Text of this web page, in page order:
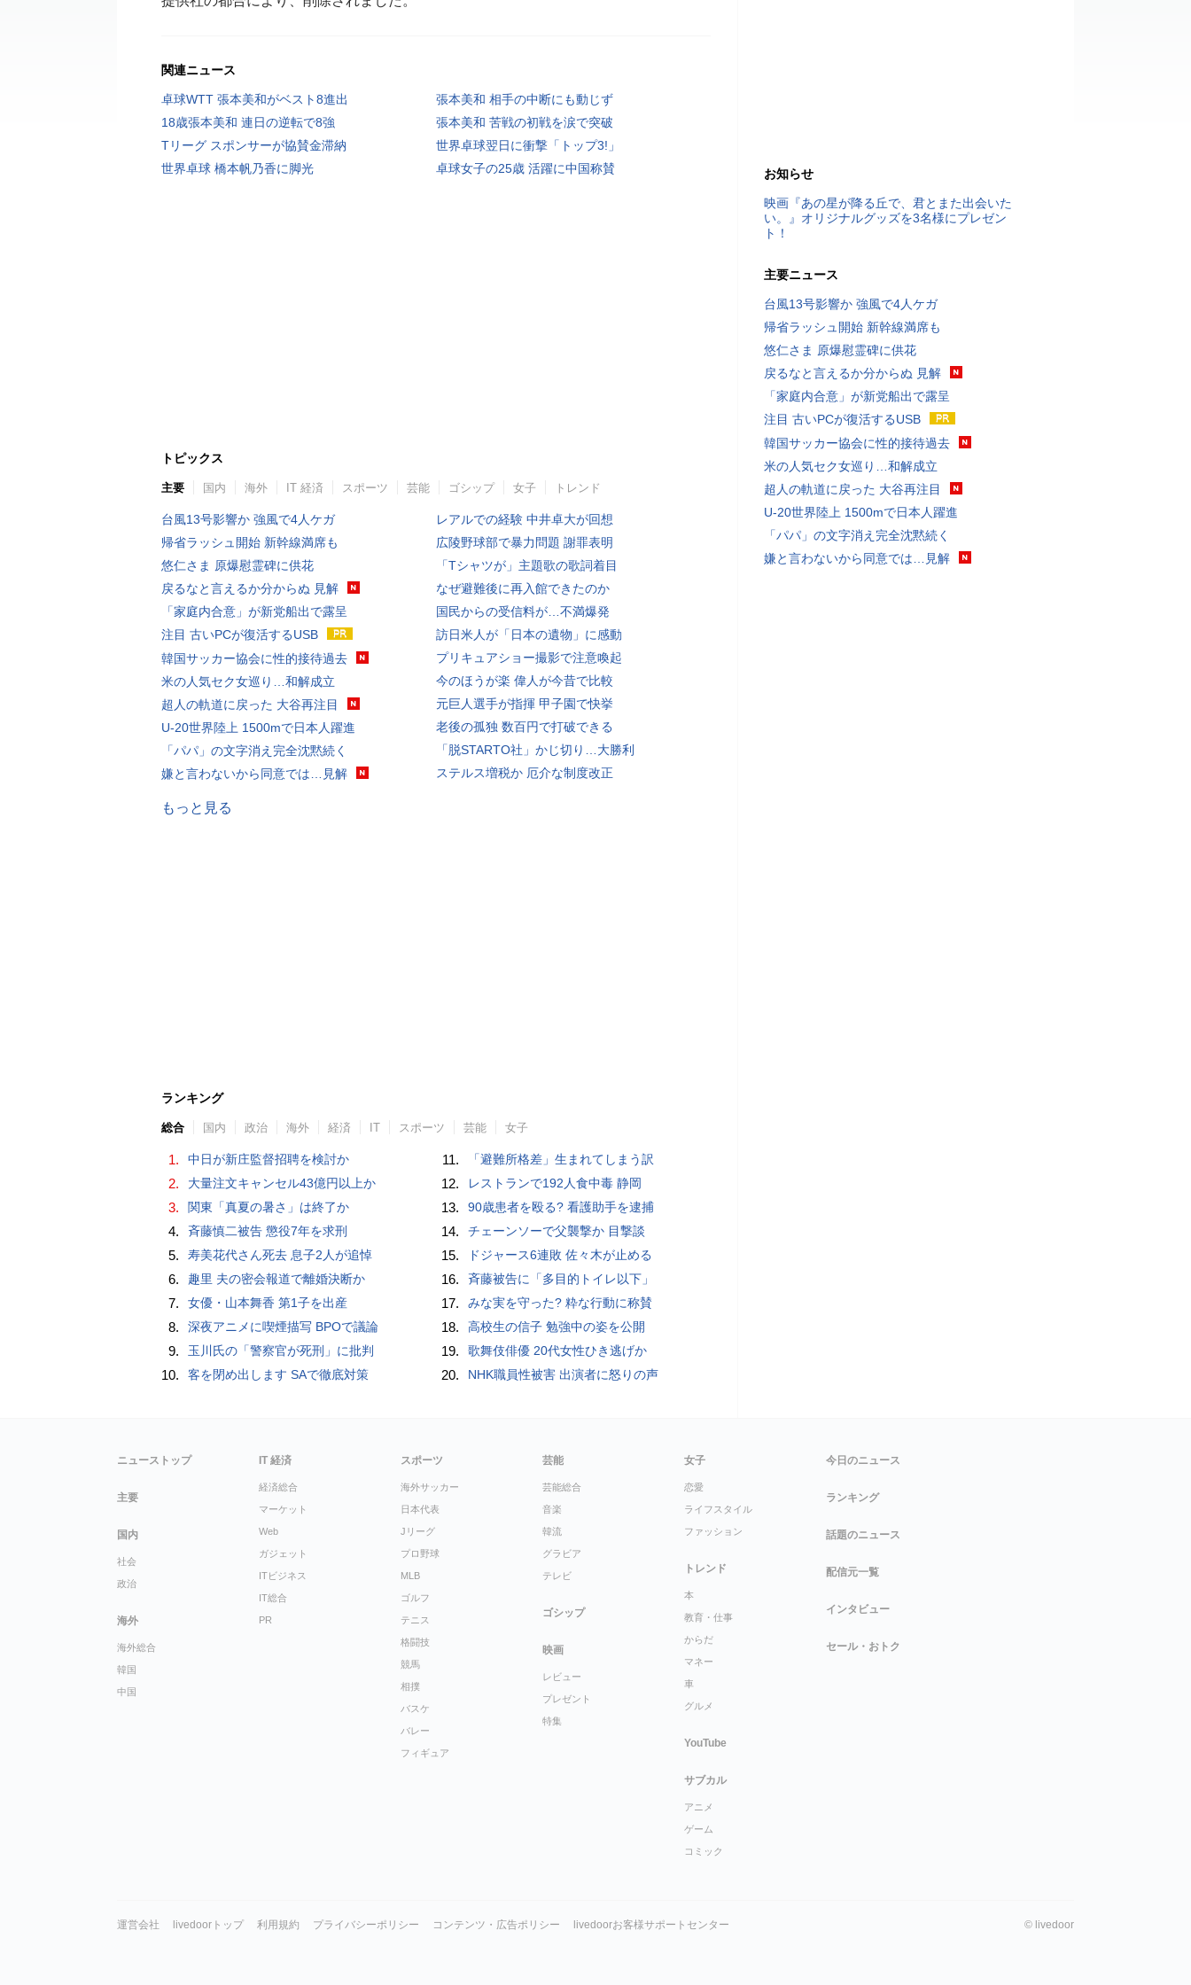
関連ニュース
卓球WTT 張本美和がベスト8進出
張本美和 相手の中断にも動じず
18歳張本美和 連日の逆転で8強
張本美和 苦戦の初戦を涙で突破
Tリーグ スポンサーが協賛金滞納
世界卓球翌日に衝撃「トップ3!」
世界卓球 橋本帆乃香に脚光
卓球女子の25歳 活躍に中国称賛
トピックス
主要 国内 海外 IT 経済 スポーツ 芸能 ゴシップ 女子 トレンド
台風13号影響か 強風で4人ケガ
帰省ラッシュ開始 新幹線満席も
悠仁さま 原爆慰霊碑に供花
戻るなと言えるか分からぬ 見解
「家庭内合意」が新党船出で露呈
注目 古いPCが復活するUSB
韓国サッカー協会に性的接待過去
米の人気セク女巡り…和解成立
超人の軌道に戻った 大谷再注目
U-20世界陸上 1500mで日本人躍進
「パパ」の文字消え完全沈黙続く
嫌と言わないから同意では…見解
レアルでの経験 中井卓大が回想
広陵野球部で暴力問題 謝罪表明
「Tシャツが」主題歌の歌詞着目
なぜ避難後に再入館できたのか
国民からの受信料が…不満爆発
訪日米人が「日本の遺物」に感動
プリキュアショー撮影で注意喚起
今のほうが楽 偉人が今昔で比較
元巨人選手が指揮 甲子園で快挙
老後の孤独 数百円で打破できる
「脱STARTO社」かじ切り…大勝利
ステルス増税か 厄介な制度改正
もっと見る
ランキング
総合 国内 政治 海外 経済 IT スポーツ 芸能 女子
1. 中日が新庄監督招聘を検討か
2. 大量注文キャンセル43億円以上か
3. 関東「真夏の暑さ」は終了か
4. 斉藤慎二被告 懲役7年を求刑
5. 寿美花代さん死去 息子2人が追悼
6. 趣里 夫の密会報道で離婚決断か
7. 女優・山本舞香 第1子を出産
8. 深夜アニメに喫煙描写 BPOで議論
9. 玉川氏の「警察官が死刑」に批判
10. 客を閉め出します SAで徹底対策
11. 「避難所格差」生まれてしまう訳
12. レストランで192人食中毒 静岡
13. 90歳患者を殴る? 看護助手を逮捕
14. チェーンソーで父襲撃か 目撃談
15. ドジャース6連敗 佐々木が止める
16. 斉藤被告に「多目的トイレ以下」
17. みな実を守った? 粋な行動に称賛
18. 高校生の信子 勉強中の姿を公開
19. 歌舞伎俳優 20代女性ひき逃げか
20. NHK職員性被害 出演者に怒りの声
お知らせ
映画『あの星が降る丘で、君とまた出会いた
い。』オリジナルグッズを3名様にプレゼン
ト！
主要ニュース
台風13号影響か 強風で4人ケガ
帰省ラッシュ開始 新幹線満席も
悠仁さま 原爆慰霊碑に供花
戻るなと言えるか分からぬ 見解
「家庭内合意」が新党船出で露呈
注目 古いPCが復活するUSB
韓国サッカー協会に性的接待過去
米の人気セク女巡り…和解成立
超人の軌道に戻った 大谷再注目
U-20世界陸上 1500mで日本人躍進
「パパ」の文字消え完全沈黙続く
嫌と言わないから同意では…見解
ニューストップ
主要
国内
社会
政治
海外
海外総合
韓国
中国
IT 経済
経済総合
マーケット
Web
ガジェット
ITビジネス
IT総合
PR
スポーツ
海外サッカー
日本代表
Jリーグ
プロ野球
MLB
ゴルフ
テニス
格闘技
競馬
相撲
バスケ
バレー
フィギュア
芸能
芸能総合
音楽
韓流
グラビア
テレビ
ゴシップ
映画
レビュー
プレゼント
特集
女子
恋愛
ライフスタイル
ファッション
トレンド
本
教育・仕事
からだ
マネー
車
グルメ
YouTube
サブカル
アニメ
ゲーム
コミック
今日のニュース
ランキング
話題のニュース
配信元一覧
インタビュー
セール・おトク
運営会社 livedoorトップ 利用規約 プライバシーポリシー コンテンツ・広告ポリシー livedoorお客様サポートセンター © livedoor